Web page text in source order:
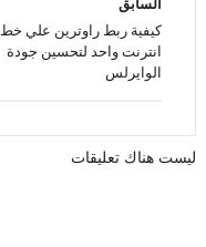
كيفية ربط راوترين علي خط
انترنت واحد لتحسين جودة
الوايرلس
ليست هناك تعليقات